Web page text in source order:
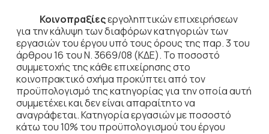
Κοινοπραξίεςεργοληπτικών επιχειρήσεων
για την κάλυψη των διαφόρων κατηγοριών των
εργασιών του έργου υπό τους όρους της παρ. 3 του
άρθρου 16 του Ν. 3669/08 (ΚΔΕ). Το ποσοστό
συμμετοχής της κάθε επιχείρησης στο
κοινοπρακτικό σχήμα προκύπτει από τον
προϋπολογισμό της κατηγορίας για την οποία αυτή
συμμετέχει και δεν είναι απαραίτητο να
αναγράφεται. Κατηγορία εργασιών με ποσοστό
κάτω του 10% του προϋπολογισμού του έργου